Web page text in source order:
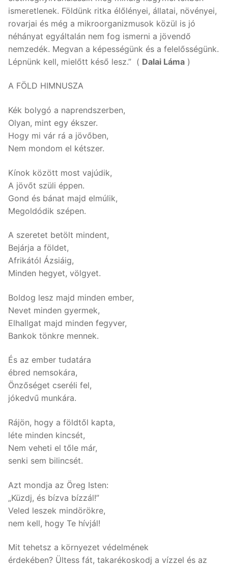
ismeretlenek. Földünk ritka élőlényei, állatai, növényei,
rovarjai és még a mikroorganizmusok közül is jó
néhányat egyáltalán nem fog ismerni a jövendő
nemzedék. Megvan a képességünk és a felelősségünk.
Lépnünk kell, mielőtt késő lesz.” ( Dalai Láma )
A FÖLD HIMNUSZA
Kék bolygó a naprendszerben,
Olyan, mint egy ékszer.
Hogy mi vár rá a jövőben,
Nem mondom el kétszer.
Kínok között most vajúdik,
A jövőt szüli éppen.
Gond és bánat majd elmúlik,
Megoldódik szépen.
A szeretet betölt mindent,
Bejárja a földet,
Afrikától Ázsiáig,
Minden hegyet, völgyet.
Boldog lesz majd minden ember,
Nevet minden gyermek,
Elhallgat majd minden fegyver,
Bankok tönkre mennek.
És az ember tudatára
ébred nemsokára,
Önzőséget cseréli fel,
jókedvű munkára.
Rájön, hogy a földtől kapta,
léte minden kincsét,
Nem veheti el tőle már,
senki sem bilincsét.
Azt mondja az Öreg Isten:
„Küzdj, és bízva bízzál!”
Veled leszek mindörökre,
nem kell, hogy Te hívjál!
Mit tehetsz a környezet védelmének
érdekében? Ültess fát, takarékoskodj a vízzel és az